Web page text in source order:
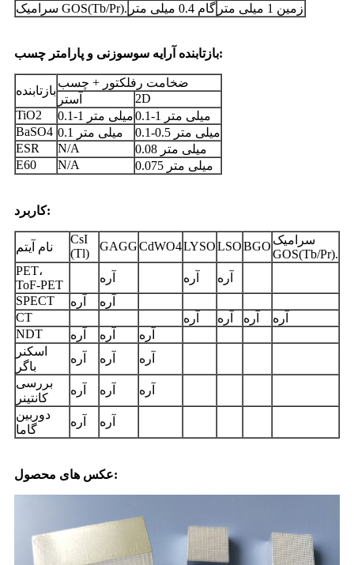
سرامیک GOS(Tb/Pr).
گام 0.4 میلی متر زمین 1 میلی متر
بازتابنده آرایه سوسوزنی و پارامتر چسب:
بازتابنده
ضخامت رفلکتور + چسب
آستر
2D
TiO2
0.1-1 میلی متر
0.1-1 میلی متر
BaSO4
0.1 میلی متر
0.1-0.5 میلی متر
ESR
N/A
0.08 میلی متر
E60
N/A 0.075 میلی متر
کاربرد:
نام آیتم
CsI ​​
(Tl)
GAGGCdWO4LYSOLSOBGO سرامیک
GOS(Tb/Pr).
PET،
ToF-PET
آره آره
آره
SPECT
آره
آره
CT
آره آره آره
آره
NDT
آره آره
آره
اسکنر
باگر
آره آره
آره
بررسی
کانتینر
آره آره
آره
دوربین
گاما
آره آره
عکس های محصول: